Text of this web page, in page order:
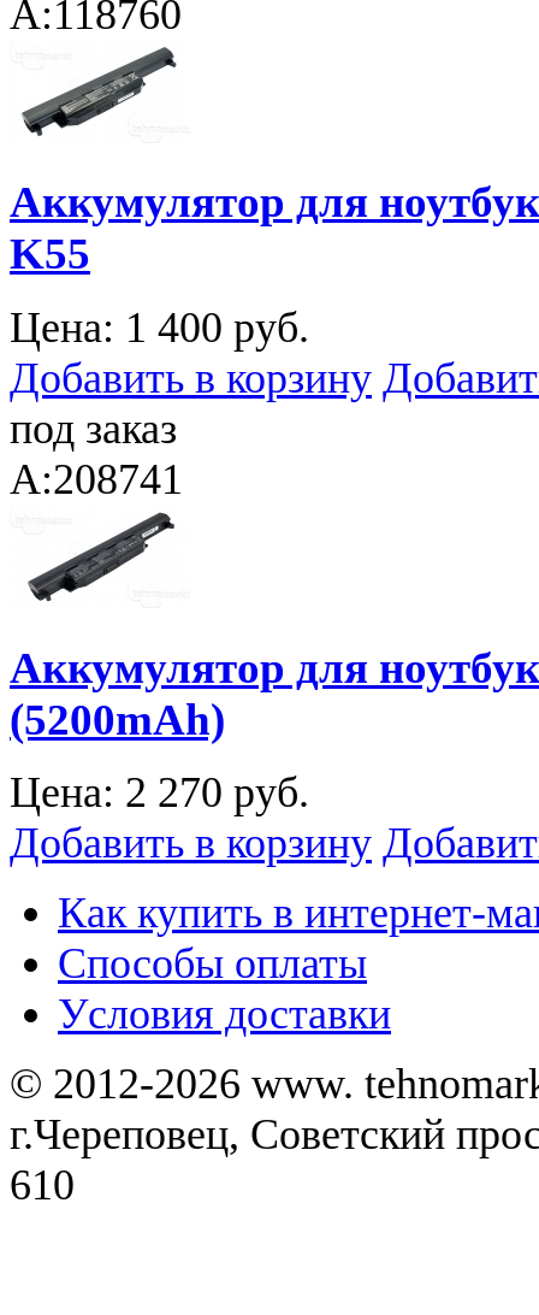
A:118760
Аккумулятор для
K55
Цена: 1 400 руб.
Добавить в корзину
под заказ
A:208741
Аккумулятор для
(5200mAh)
Цена: 2 270 руб.
Добавить в корзину
Как купить в интернет-
Способы оплаты
Уcловия доставки
© 2012-2026 www.
г.Череповец, Советский
610